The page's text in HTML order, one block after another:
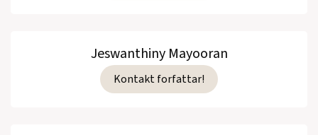
Jeswanthiny Mayooran
Kontakt forfattar!